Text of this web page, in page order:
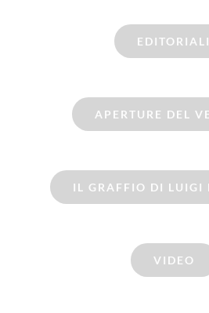
EDITORIALI
APERTURE DEL
IL GRAFFIO DI LUIGI
VIDEO